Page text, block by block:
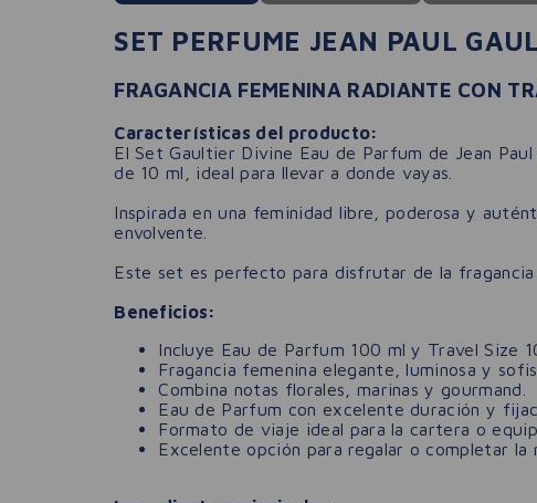
SET PERFUME JEAN PAUL
FRAGANCIA FEMENINA RADIANTE CON
Características del producto:
El Set Gaultier Divine Eau de Parfum de Jean
de 10 ml, ideal para llevar a donde vayas.
Inspirada en una feminidad libre, poderosa y
envolvente.
Este set es perfecto para disfrutar de la fragancia
Beneficios:
Incluye Eau de Parfum 100 ml y Travel Size
Fragancia femenina elegante, luminosa y
Combina notas florales, marinas y gourmand.
Eau de Parfum con excelente duración y
Formato de viaje ideal para la cartera o
Excelente opción para regalar o completar la